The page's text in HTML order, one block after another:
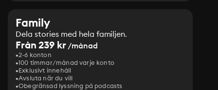
Family
Dela stories med hela familjen.
Från 239 kr/månad
2-6 konton
100 timmar/månad varje konto
Exklusivt innehåll
Avsluta när du vill
Obegränsad lyssning på podcasts